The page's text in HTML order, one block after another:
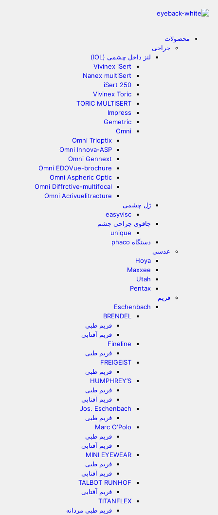
محصولات
جراحی
لنز داخل چشمی (IOL)
Vivinex iSert
Nanex multiSert
iSert 250
Vivinex Toric
TORIC MULTISERT
Impress
Gemetric
Omni
Omni Trioptix
Omni Innova-ASP
Omni Gennext
Omni EDOVue-brochure
Omni Aspheric Optic
Omni Diffrctive-multifocal
Omni Acrivuelitracture
ژل چشمی
easyvisc
چاقوی جراحی چشم
unique
دستگاه phaco
عدسی
Hoya
Maxxee
Utah
Pentax
فریم
Eschenbach
BRENDEL
فریم طبی
فریم آفتابی
Fineline
فریم طبی
FREIGEIST
فریم طبی
HUMPHREY’S
فریم طبی
فریم آفتابی
Jos. Eschenbach
فریم طبی
Marc O‘Polo
فریم طبی
فریم آفتابی
MINI EYEWEAR
فریم طبی
فریم آفتابی
TALBOT RUNHOF
فریم آفتابی
TITANFLEX
فریم طبی مردانه